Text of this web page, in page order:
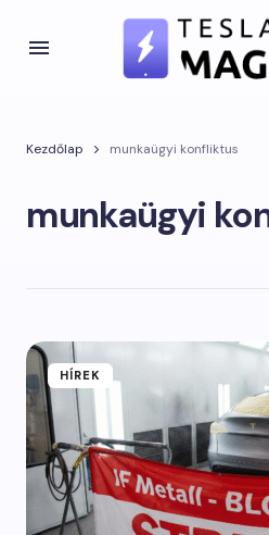
Kezdőlap munkaügyi konfliktus
munkaügyi
HÍREK